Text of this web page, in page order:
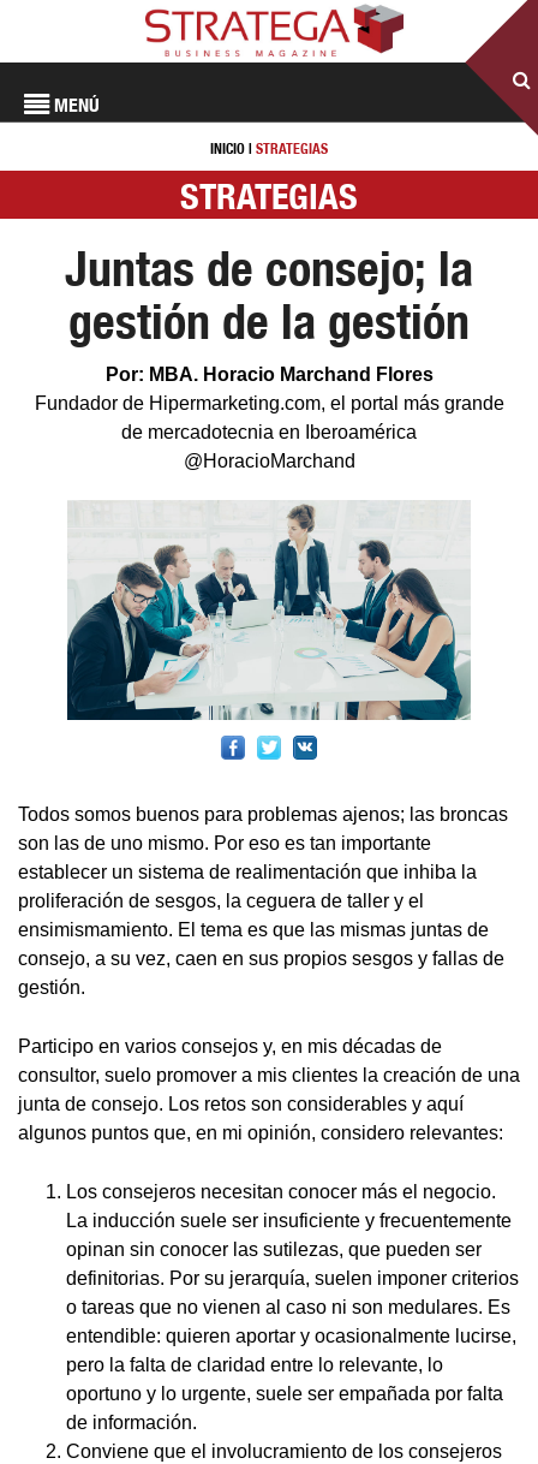
MENÚ
INICIO | STRATEGIAS
STRATEGIAS
Juntas de consejo; la
gestión de la gestión
Por: MBA. Horacio Marchand Flores
Fundador de Hipermarketing.com, el portal más grande
de mercadotecnia en Iberoamérica
@HoracioMarchand
Todos somos buenos para problemas ajenos; las broncas
son las de uno mismo. Por eso es tan importante
establecer un sistema de realimentación que inhiba la
proliferación de sesgos, la ceguera de taller y el
ensimismamiento. El tema es que las mismas juntas de
consejo, a su vez, caen en sus propios sesgos y fallas de
gestión.
Participo en varios consejos y, en mis décadas de
consultor, suelo promover a mis clientes la creación de una
junta de consejo. Los retos son considerables y aquí
algunos puntos que, en mi opinión, considero relevantes:
Los consejeros necesitan conocer más el negocio.
La inducción suele ser insuficiente y frecuentemente
opinan sin conocer las sutilezas, que pueden ser
definitorias. Por su jerarquía, suelen imponer criterios
o tareas que no vienen al caso ni son medulares. Es
entendible: quieren aportar y ocasionalmente lucirse,
pero la falta de claridad entre lo relevante, lo
oportuno y lo urgente, suele ser empañada por falta
de información.
Conviene que el involucramiento de los consejeros